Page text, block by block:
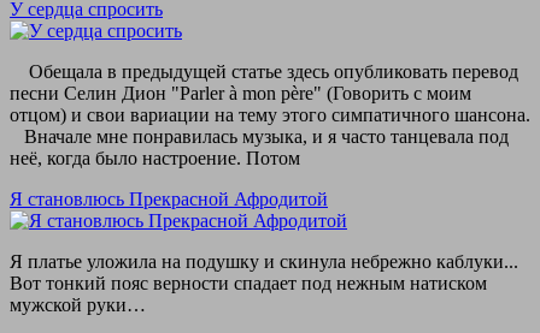
У сердца спросить
Обещала в предыдущей статье здесь опубликовать перевод
песни Селин Дион "Parler à mon père" (Говорить с моим
отцом) и свои вариации на тему этого симпатичного шансона.
Вначале мне понравилась музыка, и я часто танцевала под
неё, когда было настроение. Потом
Я становлюсь Прекрасной Афродитой
Я платье уложила на подушку и скинула небрежно каблуки...
Вот тонкий пояс верности спадает под нежным натиском
мужской руки…